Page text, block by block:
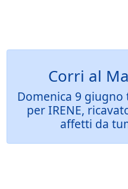
Corri al
Domenica 9
per IRENE,
affetti da